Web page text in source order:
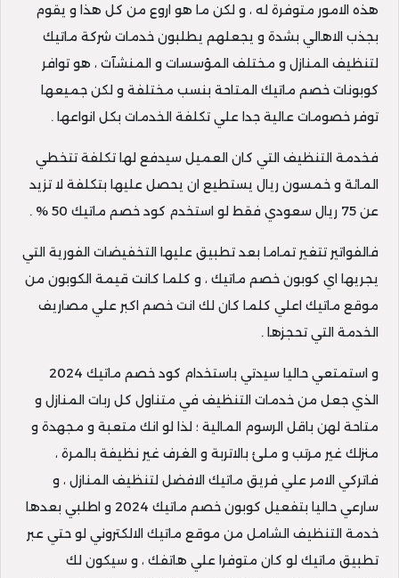
هذه الامور متوفرة له ، و لكن ما هو اروع من كل هذا و يقوم
بجذب الاهالي بشدة و يجعلهم يطلبون خدمات شركة ماتيك
لتنظيف المنازل و مختلف المؤسسات و المنشآت ، هو توافر
كوبونات خصم ماتيك المتاحة بنسب مختلفة و لكن جميعها
توفر خصومات عالية جدا علي تكلفة الخدمات بكل انواعها .
فخدمة التنظيف التي كان العميل سيدفع لها تكلفة تتخطي
المائة و خمسون ريال يستطيع ان يحصل عليها بتكلفة لا تزيد
عن 75 ريال سعودي فقط لو استخدم كود خصم ماتيك 50 % .
فالفواتير تتغير تماما بعد تطبيق عليها التخفيضات الفورية التي
يجريها اي كوبون خصم ماتيك ، و كلما كانت قيمة الكوبون من
موقع ماتيك اعلي كلما كان لك انت خصم اكبر علي مصاريف
الخدمة التي تحجزها .
و استمتعي حاليا سيدتي باستخدام كود خصم ماتيك 2024
الذي جعل من خدمات التنظيف في متناول كل ربات المنازل و
متاحة لهن باقل الرسوم المالية ؛ لذا لو انك متعبة و مجهدة و
منزلك غير مرتب و ملئ بالاتربة و الغرف غير نظيفة بالمرة ،
فاتركي الامر علي فريق ماتيك الافضل لتنظيف المنازل ، و
سارعي حاليا بتفعيل كوبون خصم ماتيك 2024 و اطلبي بعدها
خدمة التنظيف الشامل من موقع ماتيك الالكتروني لو حتي عبر
تطبيق ماتيك لو كان متوفرا علي هاتفك ، و سيكون لك